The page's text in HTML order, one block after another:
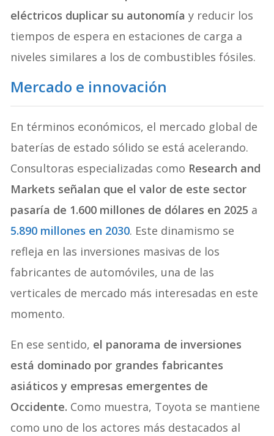
eléctricos duplicar su autonomía y reducir los
tiempos de espera en estaciones de carga a
niveles similares a los de combustibles fósiles.
Mercado e innovación
En términos económicos, el mercado global de
baterías de estado sólido se está acelerando.
Consultoras especializadas como Research and
Markets señalan que el valor de este sector
pasaría de 1.600 millones de dólares en 2025 a
5.890 millones en 2030. Este dinamismo se
refleja en las inversiones masivas de los
fabricantes de automóviles, una de las
verticales de mercado más interesadas en este
momento.
En ese sentido, el panorama de inversiones
está dominado por grandes fabricantes
asiáticos y empresas emergentes de
Occidente. Como muestra, Toyota se mantiene
como uno de los actores más destacados al